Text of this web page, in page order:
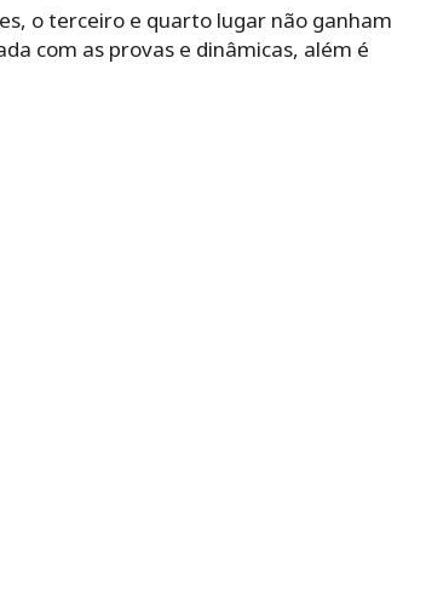
o terceiro e quarto lugar não ganham
com as provas e dinâmicas, além é